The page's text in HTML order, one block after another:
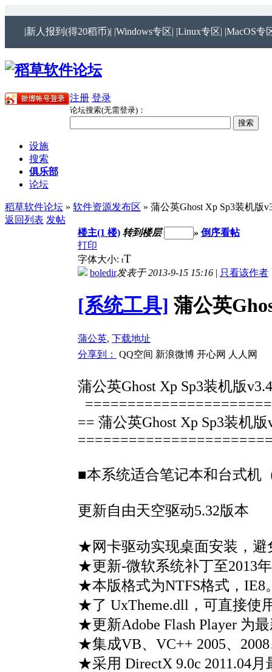
|新人报到(得20稻币)| |Windows专区| |Linux专区| |MacOS专
注册 登录
论坛搜索(无需登录)：
设施
搜索
俱乐部
论坛
稻草软件论坛 » 软件资源发布区 » 蒲公英Ghost Xp Sp3装机版
返回列表 发帖
楼主(1 楼) 转到楼层 » 倒序看帖
打印
字体大小: tT
boledir发表于 2013-9-15 15:16 | 只看该作者
[系统工具] 蒲公英
蒲公英, 下载地址
分享到：
QQ空间 新浪微博 开心网 人人网
蒲公英Ghost Xp Sp3装机版v3.4
== 蒲公英Ghost Xp Sp3装机
■本系统适合笔记本和台式机
更新自由天空驱动5.32版本
★网卡驱动实现桌面安装，避
★更新-微软系统补丁至2013
★本版格式为NTFS格式，IE8
★了 UxTheme.dll，可直接使
★更新Adobe Flash Player 为
★集成VB、VC++ 2005、
★采用 DirectX 9.0c 2011.04